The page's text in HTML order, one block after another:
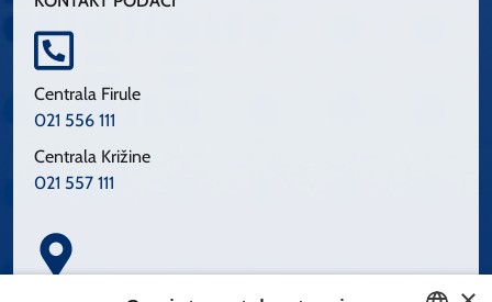
Centrala Firule
021 556 111
Centrala Križine
021 557 111
Spinčićeva 1, 21000 Split